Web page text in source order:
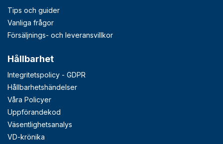
Tips och guider
Vanliga frågor
Försäljnings- och leveransvillkor
Hållbarhet
Integritetspolicy - GDPR
Hållbarhetshändelser
Våra Policyer
Uppförandekod
Väsentlighetsanalys
VD-krönika